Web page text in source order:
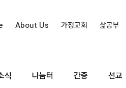
About Us 가정교회 삶공부
식 나눔터 간증 선교